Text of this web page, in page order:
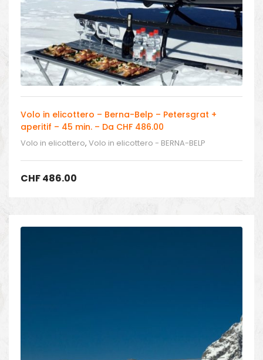
Volo in elicottero – Berna-Belp – Petersgrat +
aperitif – 45 min. – Da CHF 486.00
Volo in elicottero, Volo in elicottero - BERNA-BELP
CHF486.00